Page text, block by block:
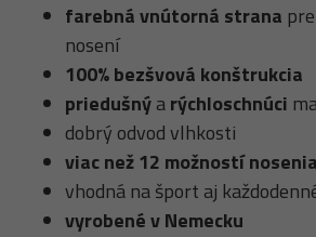
farebná vnútorná strana
nosení
100% bezšvová konštrukcia
priedušnýarýchloschnúci
dobrý odvod vlhkosti
viac než 12 možností nosenia
vhodná na šport aj
vyrobené v Nemecku